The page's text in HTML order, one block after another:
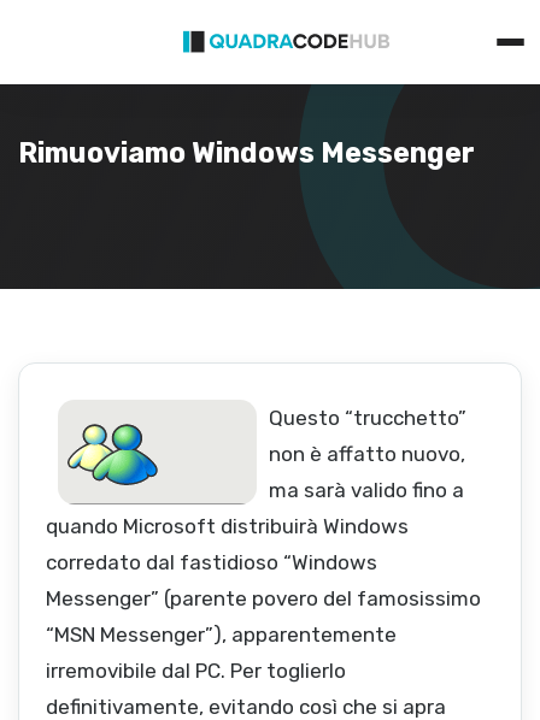
Rimuoviamo Windows Messenger
Questo “trucchetto”
non è affatto nuovo,
ma sarà valido fino a
quando Microsoft distribuirà Windows
corredato dal fastidioso “Windows
Messenger” (parente povero del famosissimo
“MSN Messenger”), apparentemente
irremovibile dal PC. Per toglierlo
definitivamente, evitando così che si apra